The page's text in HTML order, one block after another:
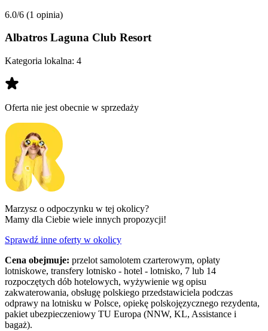
6.0/6 (1 opinia)
Albatros Laguna Club Resort
Kategoria lokalna: 4
Oferta nie jest obecnie w sprzedaży
Marzysz o odpoczynku w tej okolicy?
Mamy dla Ciebie wiele innych propozycji!
Sprawdź inne oferty w okolicy
Cena obejmuje: przelot samolotem czarterowym, opłaty
lotniskowe, transfery lotnisko - hotel - lotnisko, 7 lub 14
rozpoczętych dób hotelowych, wyżywienie wg opisu
zakwaterowania, obsługę polskiego przedstawiciela podczas
odprawy na lotnisku w Polsce, opiekę polskojęzycznego rezydenta,
pakiet ubezpieczeniowy TU Europa (NNW, KL, Assistance i
bagaż).